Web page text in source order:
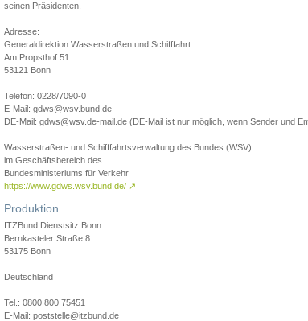
seinen Präsidenten.
Adresse:
Generaldirektion Wasserstraßen und Schifffahrt
Am Propsthof 51
53121 Bonn
Telefon: 0228/7090-0
E-Mail: gdws@wsv.bund.de
DE-Mail: gdws@wsv.de-mail.de (DE-Mail ist nur möglich, wenn Sender und
Wasserstraßen- und Schifffahrtsverwaltung des Bundes (WSV)
im Geschäftsbereich des
Bundesministeriums für Verkehr
https://www.gdws.wsv.bund.de/ ↗
Produktion
ITZBund Dienstsitz Bonn
Bernkasteler Straße 8
53175 Bonn
Deutschland
Tel.: 0800 800 75451
E-Mail: poststelle@itzbund.de